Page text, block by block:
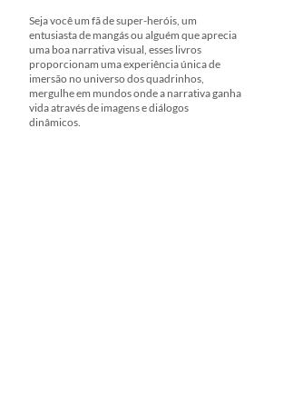
Seja você um fã de super-heróis, um
entusiasta de mangás ou alguém que aprecia
uma boa narrativa visual, esses livros
proporcionam uma experiência única de
imersão no universo dos quadrinhos,
mergulhe em mundos onde a narrativa ganha
vida através de imagens e diálogos
dinâmicos.